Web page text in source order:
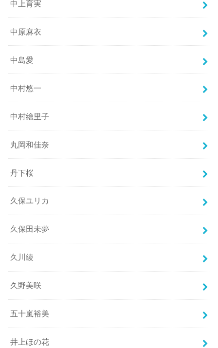
中上育実
中原麻衣
中島愛
中村悠一
中村繪里子
丸岡和佳奈
丹下桜
久保ユリカ
久保田未夢
久川綾
久野美咲
五十嵐裕美
井上ほの花